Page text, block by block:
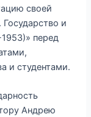
своей
и
перед
и студентами.
Андрею